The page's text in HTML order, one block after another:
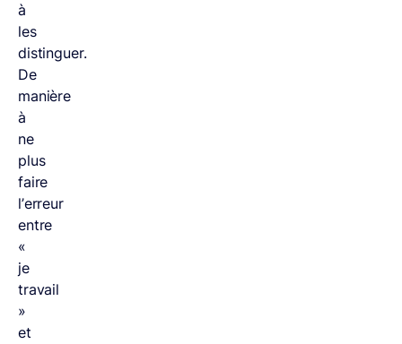
à
les
distinguer.
De
manière
à
ne
plus
faire
l’erreur
entre
«
je
travail
»
et